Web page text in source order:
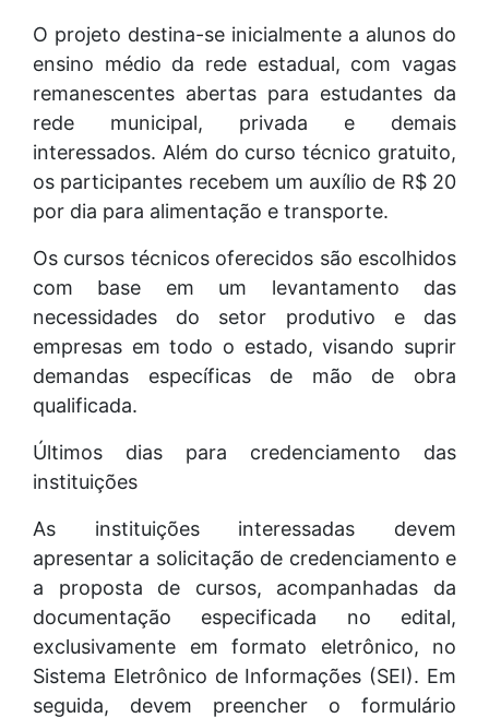
O projeto destina-se inicialmente a alunos do
ensino médio da rede estadual, com vagas
remanescentes abertas para estudantes da
rede municipal, privada e demais
interessados. Além do curso técnico gratuito,
os participantes recebem um auxílio de R$ 20
por dia para alimentação e transporte.
Os cursos técnicos oferecidos são escolhidos
com base em um levantamento das
necessidades do setor produtivo e das
empresas em todo o estado, visando suprir
demandas específicas de mão de obra
qualificada.
Últimos dias para credenciamento das
instituições
As instituições interessadas devem
apresentar a solicitação de credenciamento e
a proposta de cursos, acompanhadas da
documentação especificada no edital,
exclusivamente em formato eletrônico, no
Sistema Eletrônico de Informações (SEI). Em
seguida, devem preencher o formulário